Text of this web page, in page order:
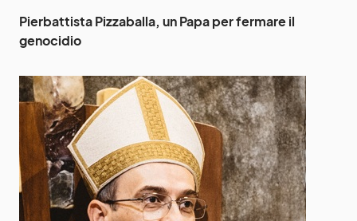
Pierbattista Pizzaballa, un Papa per fermare il
genocidio